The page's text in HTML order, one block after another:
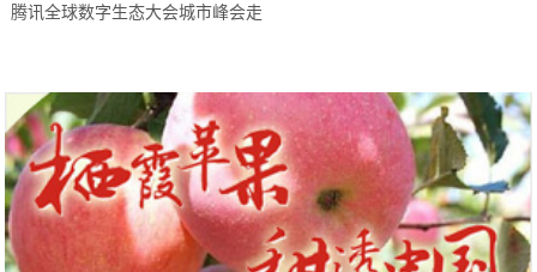
腾讯全球数字生态大会城市峰会走